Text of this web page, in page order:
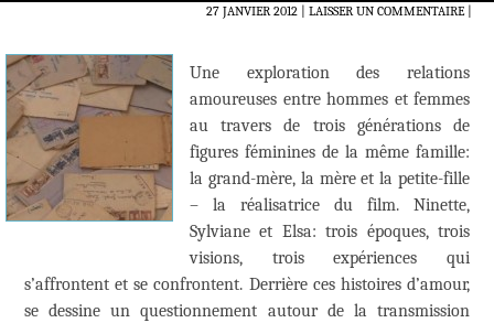
27 JANVIER 2012 LAISSER UN COMMENTAIRE|
Une exploration des relations
amoureuses entre hommes et femmes
au travers de trois générations de
figures féminines de la même famille:
la grand-mère, la mère et la petite-fille
– la réalisatrice du film. Ninette,
Sylviane et Elsa: trois époques, trois
visions, trois expériences qui
s’affrontent et se confrontent. Derrière ces histoires d’amour,
se dessine un questionnement autour de la transmission